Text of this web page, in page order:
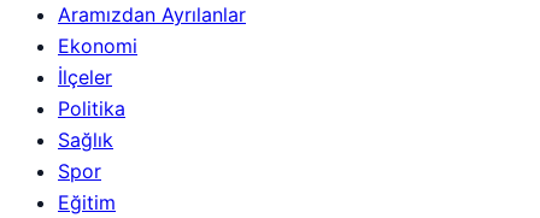
Aramızdan Ayrılanlar
Ekonomi
İlçeler
Politika
Sağlık
Spor
Eğitim